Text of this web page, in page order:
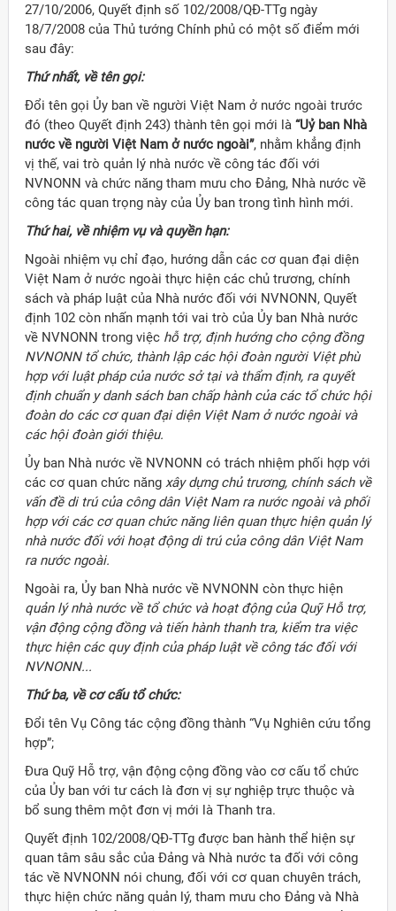
27/10/2006, Quyết định số 102/2008/QĐ-TTg ngày
18/7/2008 của Thủ tướng Chính phủ có một số điểm mới
sau đây:
Thứ nhất, về tên gọi:
Đổi tên gọi Ủy ban về người Việt Nam ở nước ngoài trước
đó (theo Quyết định 243) thành tên gọi mới là “Uỷ ban Nhà
nước về người Việt Nam ở nước ngoài”, nhằm khẳng định
vị thế, vai trò quản lý nhà nước về công tác đối với
NVNONN và chức năng tham mưu cho Đảng, Nhà nước về
công tác quan trọng này của Ủy ban trong tình hình mới.
Thứ hai, về nhiệm vụ và quyền hạn:
Ngoài nhiệm vụ chỉ đạo, hướng dẫn các cơ quan đại diện
Việt Nam ở nước ngoài thực hiện các chủ trương, chính
sách và pháp luật của Nhà nước đối với NVNONN, Quyết
định 102 còn nhấn mạnh tới vai trò của Ủy ban Nhà nước
về NVNONN trong việc hỗ trợ, định hướng cho cộng đồng
NVNONN tổ chức, thành lập các hội đoàn người Việt phù
hợp với luật pháp của nước sở tại và thẩm định, ra quyết
định chuẩn y danh sách ban chấp hành của các tổ chức hội
đoàn do các cơ quan đại diện Việt Nam ở nước ngoài và
các hội đoàn giới thiệu.
Ủy ban Nhà nước về NVNONN có trách nhiệm phối hợp với
các cơ quan chức năng xây dựng chủ trương, chính sách về
vấn đề di trú của công dân Việt Nam ra nước ngoài và phối
hợp với các cơ quan chức năng liên quan thực hiện quản lý
nhà nước đối với hoạt động di trú của công dân Việt Nam
ra nước ngoài.
Ngoài ra, Ủy ban Nhà nước về NVNONN còn thực hiện
quản lý nhà nước về tổ chức và hoạt động của Quỹ Hỗ trợ,
vận động cộng đồng và tiến hành thanh tra, kiểm tra việc
thực hiện các quy định của pháp luật về công tác đối với
NVNONN...
Thứ ba, về cơ cấu tổ chức:
Đổi tên Vụ Công tác cộng đồng thành “Vụ Nghiên cứu tổng
hợp”;
Đưa Quỹ Hỗ trợ, vận động cộng đồng vào cơ cấu tổ chức
của Ủy ban với tư cách là đơn vị sự nghiệp trực thuộc và
bổ sung thêm một đơn vị mới là Thanh tra.
Quyết định 102/2008/QĐ-TTg được ban hành thể hiện sự
quan tâm sâu sắc của Đảng và Nhà nước ta đối với công
tác về NVNONN nói chung, đối với cơ quan chuyên trách,
thực hiện chức năng quản lý, tham mưu cho Đảng và Nhà